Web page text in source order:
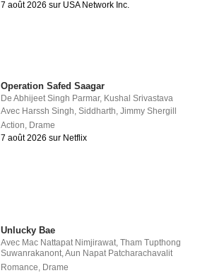
7 août 2026 sur USA Network Inc.
Operation Safed Saagar
DeAbhijeet Singh Parmar, Kushal Srivastava
Avec Harssh Singh,Siddharth,Jimmy Shergill
Action, Drame
7 août 2026 sur Netflix
Unlucky Bae
Avec Mac Nattapat Nimjirawat ,Tham Tupthong
Suwanrakanont ,Aun Napat Patcharachavalit
Romance Drame